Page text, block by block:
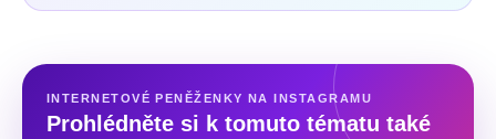
INTERNETOVÉ PENĚŽENKY NA INSTAGRAMU
Prohlédněte si k tomuto tématu také